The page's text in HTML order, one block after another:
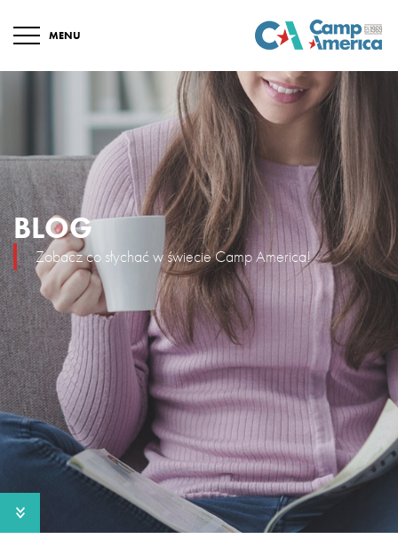
MENU
BLOG
Zobacz co słychać w świecie Camp America!